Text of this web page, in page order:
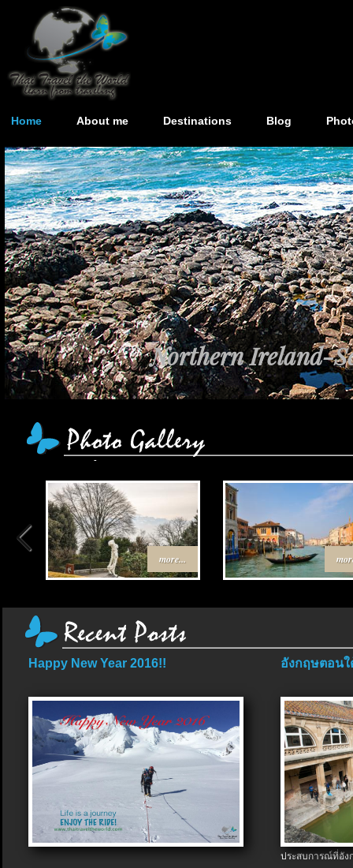
Home About me Destinations Blog
Northern Ireland-
more...
Happy New Year 2016!! อังกฤษตอนใ
ประสบการณ์ที่อัง